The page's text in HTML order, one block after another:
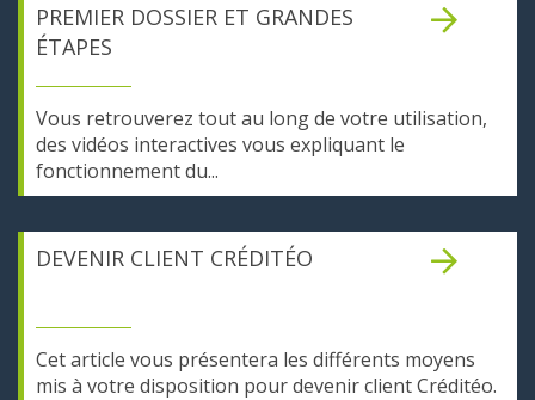
PREMIER DOSSIER ET GRANDES
ÉTAPES
Vous retrouverez tout au long de votre utilisation,
des vidéos interactives vous expliquant le
fonctionnement du...
DEVENIR CLIENT CRÉDITÉO
Cet article vous présentera les différents moyens
mis à votre disposition pour devenir client Créditéo.